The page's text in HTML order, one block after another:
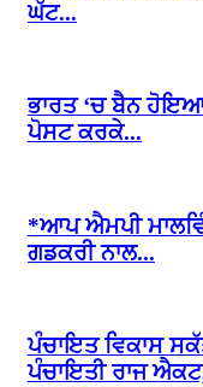
ਘੱਟ...
ਭਾਰਤ ‘ਚ ਬੈਨ
ਪੋਸਟ ਕਰਕੇ...
*ਆਪ ਐਮਪੀ
ਗਡਕਰੀ ਨਾਲ...
ਪੰਚਾਇਤ ਵਿਕਾਸ
ਪੰਚਾਇਤੀ ਰਾਜ